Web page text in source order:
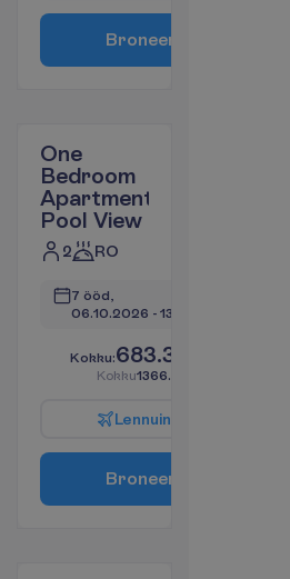
Broneer
One
Bedroom
Apartment
Pool View
2 RO
7 ööd,
06.10.2026 - 13.10.2026
Kokku:683.30
Kokku1366.60
Lennuin
Broneer